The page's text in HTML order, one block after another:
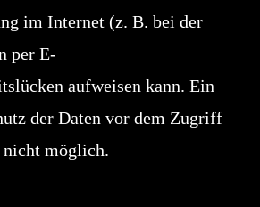
im Internet (z. B. bei der
per E-
aufweisen kann. Ein
der Daten vor dem Zugriff
möglich.